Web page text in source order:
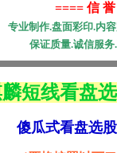
==== 信
专业制作.盘面彩印.内
保证质量.诚信服
短线看盘
傻瓜式看盘选